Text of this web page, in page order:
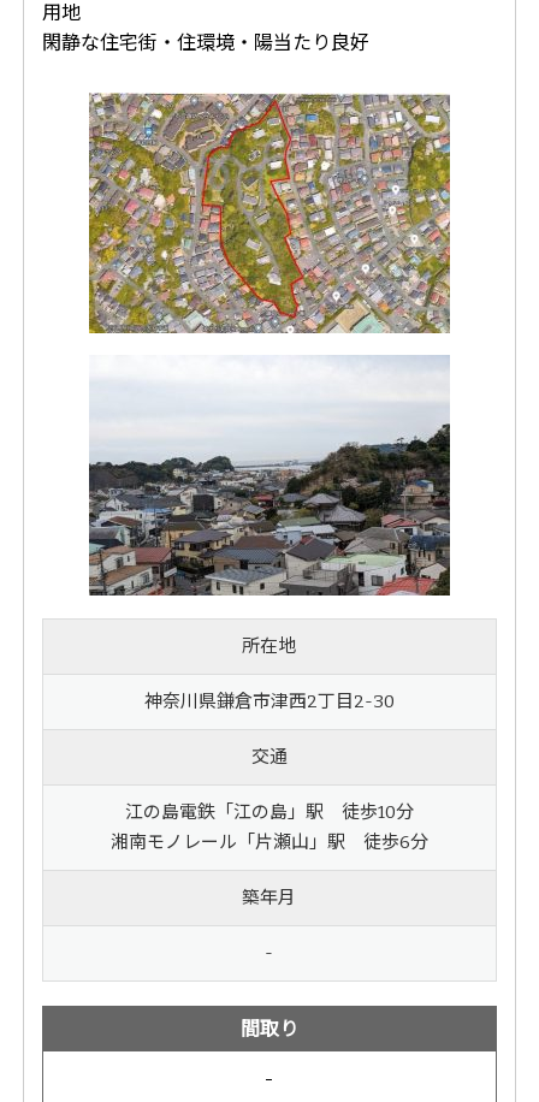
用地
閑静な住宅街・住環境・陽当たり良好
所在地
神奈川県鎌倉市津西2丁目2-30
交通
江の島電鉄「江の島」駅 徒歩10分
湘南モノレール「片瀬山」駅 徒歩6分
築年月
-
間取り
-